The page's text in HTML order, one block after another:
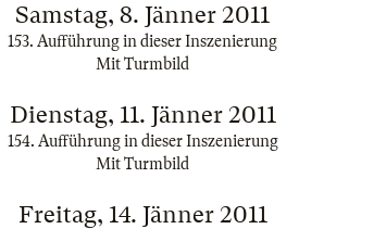
Samstag, 8. Jänner 2011
153. Aufführung in dieser Inszenierung
Mit Turmbild
Dienstag, 11. Jänner 2011
154. Aufführung in dieser Inszenierung
Mit Turmbild
Freitag, 14. Jänner 2011